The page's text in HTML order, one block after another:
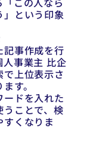
」という印象
記事作成を行
人事業主 比企
上位表示さ
す。
ドを入れた
ことで、検
くなりま